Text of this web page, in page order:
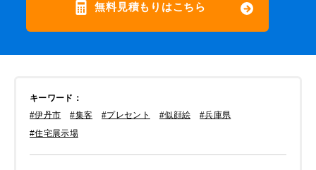
無料見積もりはこちら
キーワード ：
#伊丹市
#集客 #プレセント #似顔絵
#兵庫県
#住宅展示場